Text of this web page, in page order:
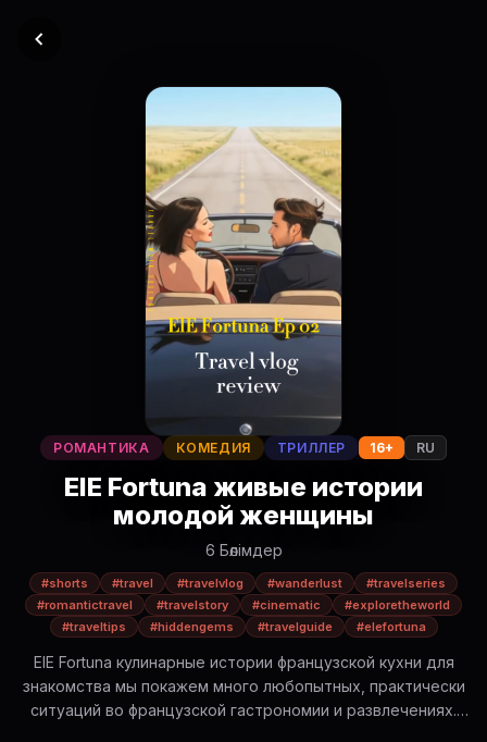
РОМАНТИКА КОМЕДИЯ ТРИЛЛЕР 16+ RU
ElE Fortuna живые истории
молодой женщины
6 Бөлімдер
#shorts #travel #travelvlog #wanderlust
#travelseries
#romantictravel
#travelstory #cinematic
#exploretheworld
#traveltips
#hiddengems #travelguide #elefortuna
ElE Fortuna кулинарные истории французской кухни для
знакомства мы покажем много любопытных, практически
ситуаций во французской гастрономии и развлечениях.